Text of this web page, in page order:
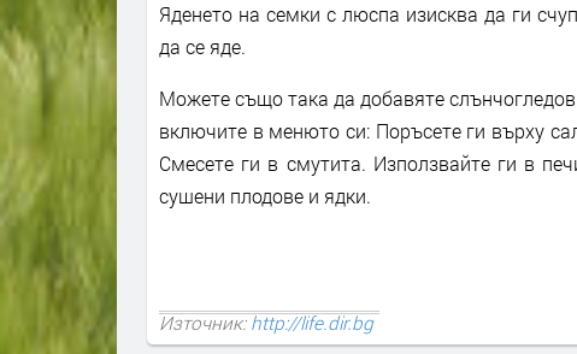
Яденето на семки с люспа изисква да ги
да се яде.
Можете също така да добавяте
включите в менюто си: Поръсете ги върху
Смесете ги в смутита. Използвайте ги в
сушени плодове и ядки.
Източник:http://life.dir.bg